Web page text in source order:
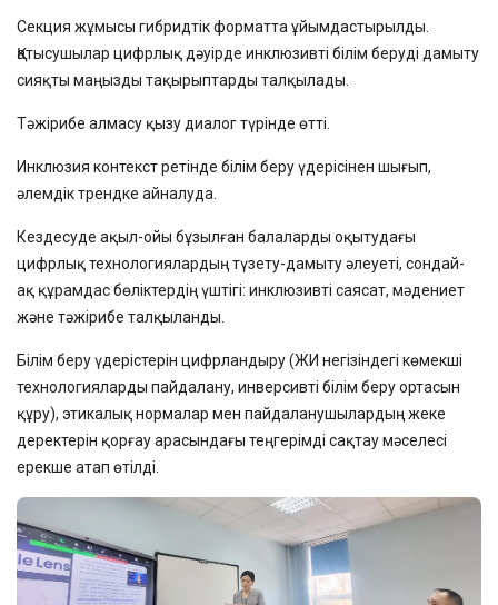
Секция жұмысы гибридтік форматта ұйымдастырылды.
Қатысушылар цифрлық дәуірде инклюзивті білім беруді дамыту
сияқты маңызды тақырыптарды талқылады.
Тәжірибе алмасу қызу диалог түрінде өтті.
Инклюзия контекст ретінде білім беру үдерісінен шығып,
әлемдік трендке айналуда.
Кездесуде ақыл-ойы бұзылған балаларды оқытудағы
цифрлық технологиялардың түзету-дамыту әлеуеті, сондай-
ақ құрамдас бөліктердің үштігі: инклюзивті саясат, мәдениет
және тәжірибе талқыланды.
Білім беру үдерістерін цифрландыру (ЖИ негізіндегі көмекші
технологияларды пайдалану, инверсивті білім беру ортасын
құру), этикалық нормалар мен пайдаланушылардың жеке
деректерін қорғау арасындағы теңгерімді сақтау мәселесі
ерекше атап өтілді.